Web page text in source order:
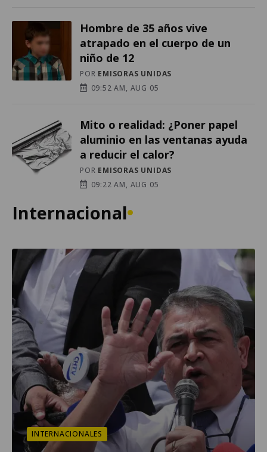
Hombre de 35 años vive
atrapado en el cuerpo de un
niño de 12
POR EMISORAS UNIDAS
09:52 AM, AUG 05
Mito o realidad: ¿Poner papel
aluminio en las ventanas ayuda
a reducir el calor?
POR EMISORAS UNIDAS
09:22 AM, AUG 05
Internacional
INTERNACIONALES